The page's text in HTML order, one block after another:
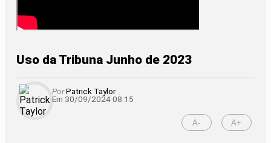
Uso da Tribuna Junho de 2023
PorPatrick Taylor
Em 30/09/2024 08:15
A- A+